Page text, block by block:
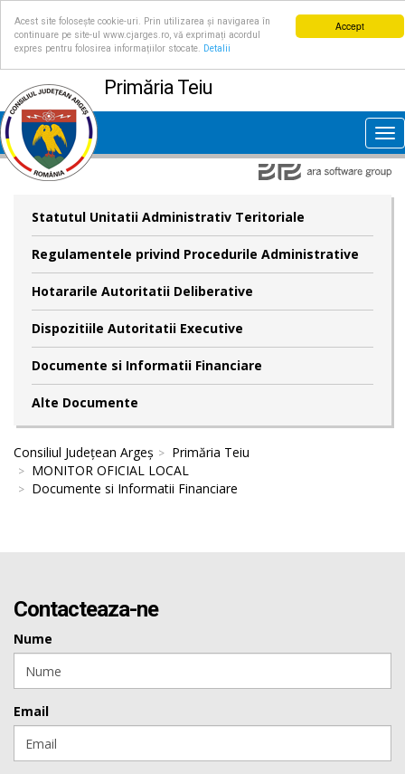
Accept
Acest site folosește cookie-uri. Prin utilizarea și navigarea în
continuare pe site-ul www.cjarges.ro, vă exprimați acordul
expres pentru folosirea informațiilor stocate.
Detalii
Primăria Teiu
Statutul Unitatii Administrativ Teritoriale
Regulamentele privind Procedurile Administrative
Hotararile Autoritatii Deliberative
Dispozitiile Autoritatii Executive
Documente si Informatii Financiare
Alte Documente
Consiliul Județean Argeș
Primăria Teiu
MONITOR OFICIAL LOCAL
Documente si Informatii Financiare
Contacteaza-ne
Nume
Email